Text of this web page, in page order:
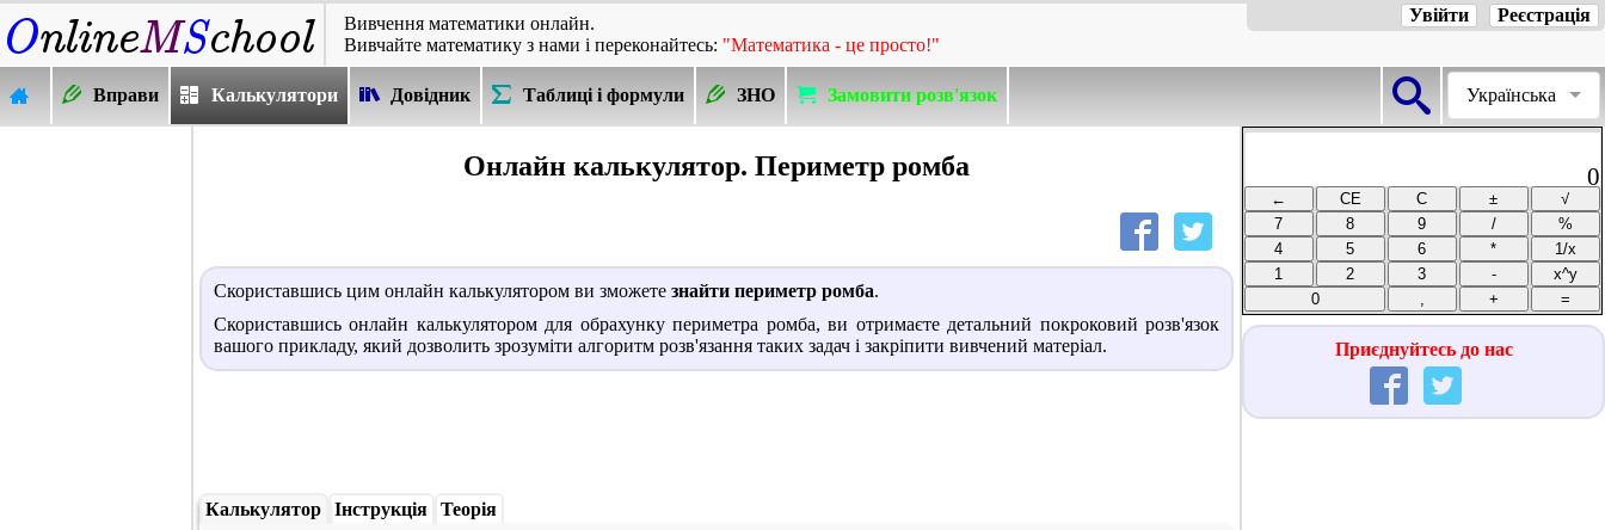
Вивчення математики онлайн.
Вивчайте математику з нами і переконайтесь: "Математика - це просто!"
Реєстрація
Увійти
Українська
Вправи Калькулятори Довідник Таблиці і формули ЗНО Замовити розв'язок
Онлайн калькулятор. Периметр ромба
Скориставшись цим онлайн калькулятором ви зможете знайти периметр ромба.
Скориставшись онлайн калькулятором для обрахунку периметра ромба, ви отримаєте детальний покроковий розв'язок
вашого прикладу, який дозволить зрозуміти алгоритм розв'язання таких задач і закріпити вивчений матеріал.
Калькулятор Інструкція Теорія
0
Приєднуйтесь до нас